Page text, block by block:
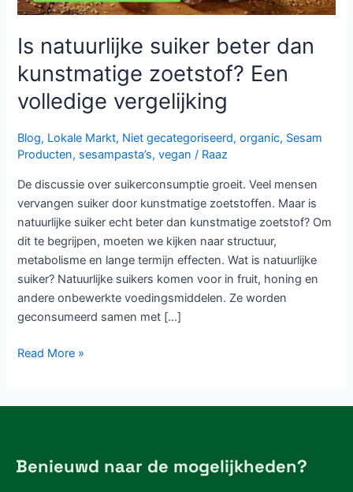
Is natuurlijke suiker beter dan
kunstmatige zoetstof? Een
volledige vergelijking
Blog, Lokale Markt, Niet gecategoriseerd,organic, Sesam
Producten, sesampasta’s,vegan / Raaz
De discussie over suikerconsumptie groeit. Veel mensen
vervangen suiker door kunstmatige zoetstoffen. Maar is
natuurlijke suiker echt beter dan kunstmatige zoetstof? Om
dit te begrijpen, moeten we kijken naar structuur,
metabolisme en lange termijn effecten. Wat is natuurlijke
suiker? Natuurlijke suikers komen voor in fruit, honing en
andere onbewerkte voedingsmiddelen. Ze worden
geconsumeerd samen met […]
vergelijking
Read More »
Benieuwd naar de mogelijkheden?